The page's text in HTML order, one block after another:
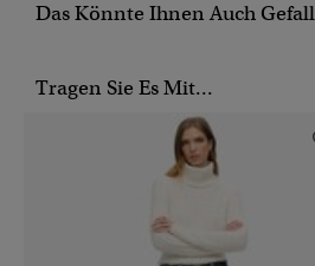
Das Könnte Ihnen Auch
Tragen Sie Es Mit...